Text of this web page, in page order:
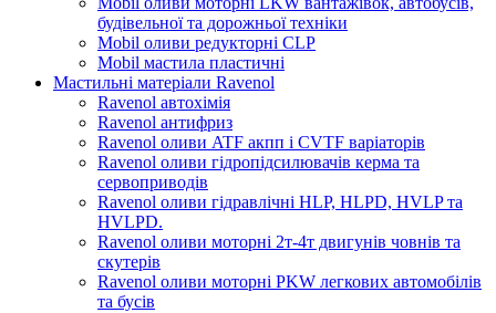
будівельної та дорожньої техніки
Mobil оливи редукторні CLP
Mobil мастила пластичні
Мастильні матеріали Ravenol
Ravenol автохімія
Ravenol антифриз
Ravenol оливи ATF акпп і CVTF варіаторів
Ravenol оливи гідропідсилювачів керма та
сервоприводів
Ravenol оливи гідравлічні HLP, HLPD, HVLP та
HVLPD.
Ravenol оливи моторні 2т-4т двигунів човнів та
скутерів
Ravenol оливи моторні PKW легкових автомобілів
та бусів